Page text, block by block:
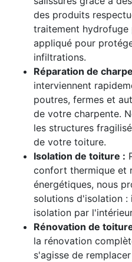
des produits
traitement hydrofuge
appliqué pour
infiltrations.
Réparation de
interviennent
poutres, fermes et
de votre charpente.
les structures
de votre toiture.
Isolation de toiture :
confort thermique et
énergétiques, nous
solutions d'isolation :
isolation par
Rénovation de
la rénovation
s'agisse de